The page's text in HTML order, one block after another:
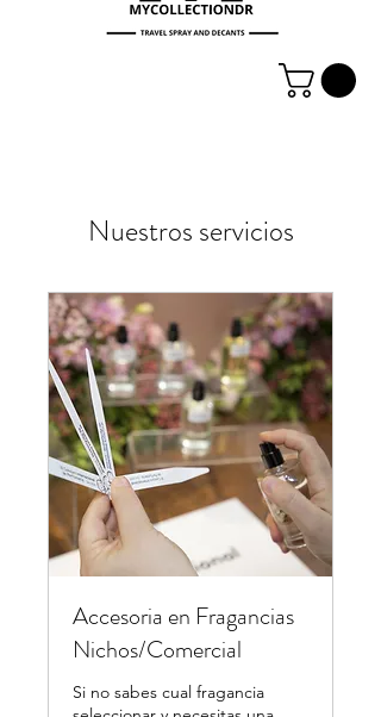
Nuestros servicios
Accesoria en Fragancias
Nichos/Comercial
Si no sabes cual fragancia